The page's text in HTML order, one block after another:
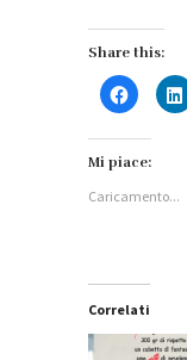
Share this:
Fai
clic
Facebook
apre
in
Mi piace:
Caricamento...
Correlati